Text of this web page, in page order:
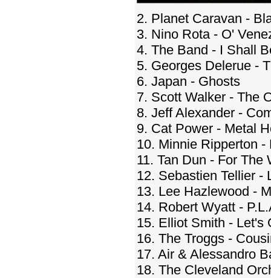
2. Planet Caravan -
3. Nino Rota - O'
4. The Band - I Shall
5. Georges Delerue -
6. Japan - Ghosts
7. Scott Walker - The
8. Jeff Alexander -
9. Cat Power - Metal
10. Minnie Ripperton -
11. Tan Dun - For The
12. Sebastien Tellier -
13. Lee Hazlewood -
14. Robert Wyatt -
15. Elliot Smith - Let's
16. The Troggs -
17. Air & Alessandro
18. The Cleveland